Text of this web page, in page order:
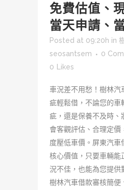
免費估值、
當天申請、
Posted at 09:20h in
seosantsem
0
0 Likes
車況差不用愁！樹林汽
疵輕鬆借，不論您的車
疵，還是保養不及時、
會客觀評估、合理定價
度壓低車價。屏東汽車
核心價值，只要車輛能
況不佳，也能為您提供
樹林汽車借款審核簡便